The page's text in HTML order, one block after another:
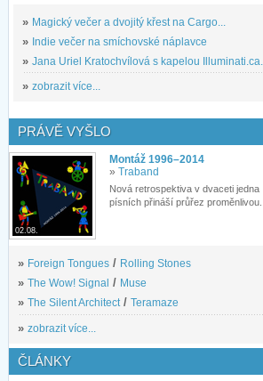
» Magický večer a dvojitý křest na Cargo...
» Indie večer na smíchovské náplavce
» Jana Uriel Kratochvílová s kapelou Illuminati.ca...
» zobrazit více...
PRÁVĚ VYŠLO
02.08.
Montáž 1996–2014
» Traband
Nová retrospektiva v dvaceti jedna
písních přináší průřez proměnlivou...
» Foreign Tongues / Rolling Stones
» The Wow! Signal / Muse
» The Silent Architect/ Teramaze
» zobrazit více...
ČLÁNKY